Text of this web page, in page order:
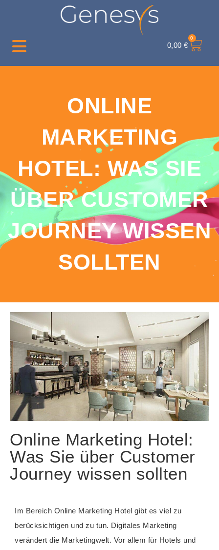
0,00 €
0
ONLINE
MARKETING
HOTEL: WAS SIE
ÜBER CUSTOMER
JOURNEY WISSEN
SOLLTEN
Online Marketing Hotel:
Was Sie über Customer
Journey wissen sollten
Im Bereich Online Marketing Hotel gibt es viel zu
berücksichtigen und zu tun. Digitales Marketing
verändert die Marketingwelt. Vor allem für Hotels und